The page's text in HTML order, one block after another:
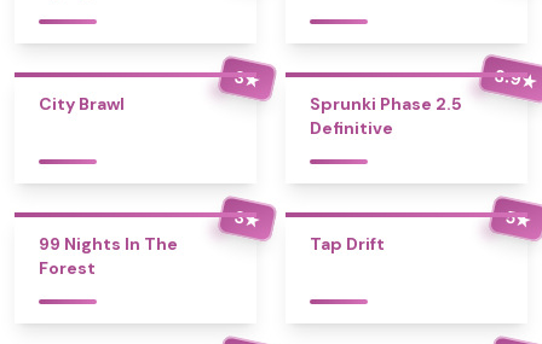
3★
City Brawl
3.9★
Sprunki Phase 2.5
Definitive
3★
99 Nights In The
Forest
5★
Tap Drift